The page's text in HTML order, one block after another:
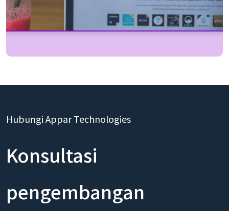
Hubungi Appar Technologies
Konsultasi
pengembangan